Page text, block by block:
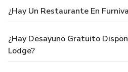
¿Hay Un Restaurante En
¿Hay Desayuno Gratuito
Lodge?